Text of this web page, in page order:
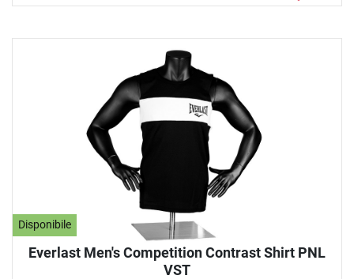
Disponibile
Everlast Men's Competition Contrast Shirt PNL
VST